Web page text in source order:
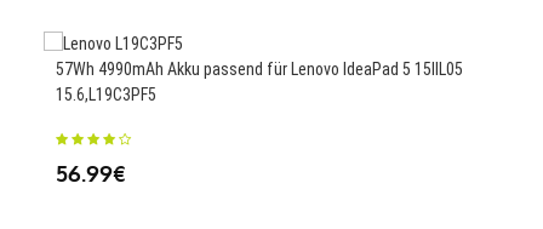
57Wh 4990mAh Akku passend für Lenovo IdeaPad 5 15IIL05
15.6,L19C3PF5
56.99€